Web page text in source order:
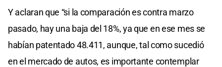
Y aclaran que “si la comparación es contra marzo
pasado, hay una baja del 18%, ya que en ese mes se
habían patentado 48.411, aunque, tal como sucedió
en el mercado de autos, es importante contemplar